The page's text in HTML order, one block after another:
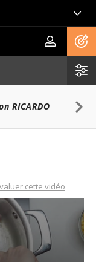
RICARDO
cette vidéo